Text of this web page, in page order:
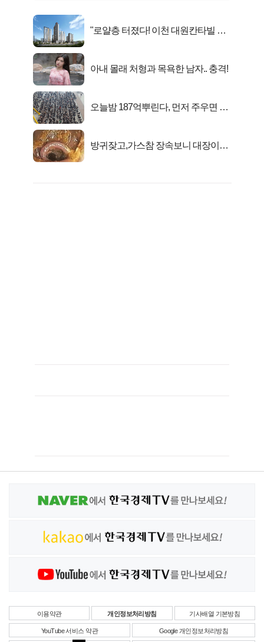
"로얄층 터졌다! 이천 대원칸타빌 잔
아내 몰래 처형과 목욕한 남자.. 충격!
오늘밤 187억뿌린다, 먼저 주우면 최
방귀잦고,가스참 장속보니 대장이아
이용약관 개인정보처리방침 기사배열 기본방침
YouTube 서비스 약관 Google 개인정보처리방침